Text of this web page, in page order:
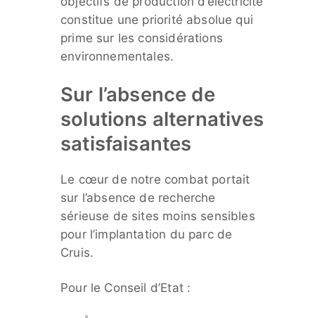
constitue une priorité absolue qui
prime sur les considérations
environnementales.
Sur l’absence de
solutions alternatives
satisfaisantes
Le cœur de notre combat portait
sur l’absence de recherche
sérieuse de sites moins sensibles
pour l’implantation du parc de
Cruis.
Pour le Conseil d’Etat :